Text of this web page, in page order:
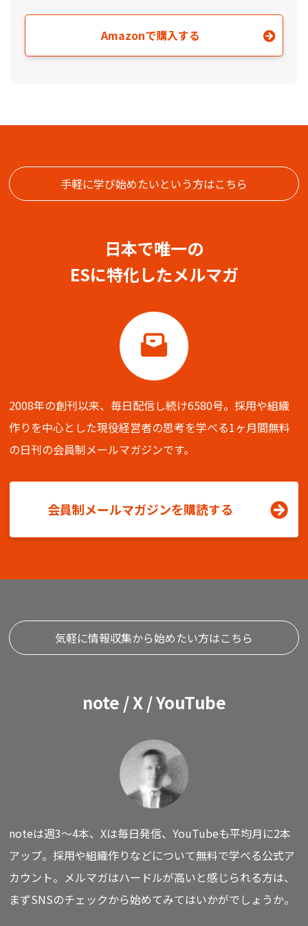
Amazonで購入する
手軽に学び始めたいという方はこちら
日本で唯一の
ESに特化したメルマガ
2008年の創刊以来、毎日配信し続け6580号。採用や組織
作りを中心とした現役経営者の思考を学べる1ヶ月間無料
の日刊の会員制メールマガジンです。
会員制メールマガジンを購読する
気軽に情報収集から始めたい方はこちら
note / X / YouTube
noteは週3〜4本、Xは毎日発信、YouTubeも平均月に2本
アップ。採用や組織作りなどについて無料で学べる公式ア
カウント。 メルマガはハードルが高いと感じられる方は、
まずSNSのチェックから始めてみてはいかがでしょうか。